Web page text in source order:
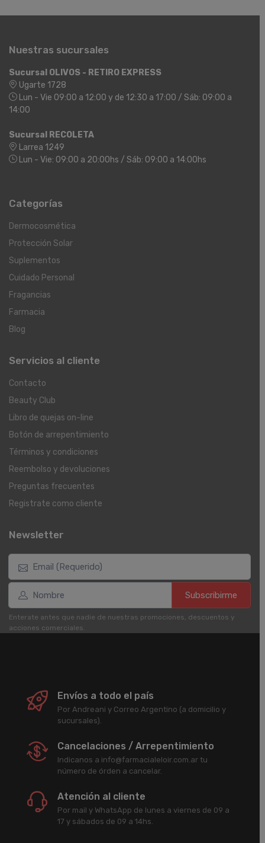
Nuestras sucursales
Sucursal OLIVOS - RETIRO EXPRESS
Ugarte 1728
Lun - Vie 09:00 a 12:00 y de 12:30 a 17:00 / Sáb: 09:00 a
14:00
Sucursal RECOLETA
Larrea 1249
Lun - Vie: 09:00 a 20:00hs / Sáb: 09:00 a 14:00hs
Categorías
Dermocosmética
Protección Solar
Suplementos
Cuidado Personal
Fragancias
Farmacia
Blog
Servicios al cliente
Contacto
Beauty Club
Libro de quejas on-line
Botón de arrepentimiento
Términos y condiciones
Reembolso y devoluciones
Preguntas frecuentes
Registrate como cliente
Newsletter
Subscribirme
Enterate antes que nadie de nuestras promociones, descuentos y
acciones comerciales.
Envíos a todo el país
Por Andreani y Correo Argentino (a domicilio y
sucursales).
Cancelaciones / Arrepentimiento
Indicanos a info@farmacialeloir.com.ar tu
número de órden a cancelar.
Atención al cliente
Por mail y WhatsApp de lunes a viernes de 09 a
17 y sábados de 09 a 14hs.